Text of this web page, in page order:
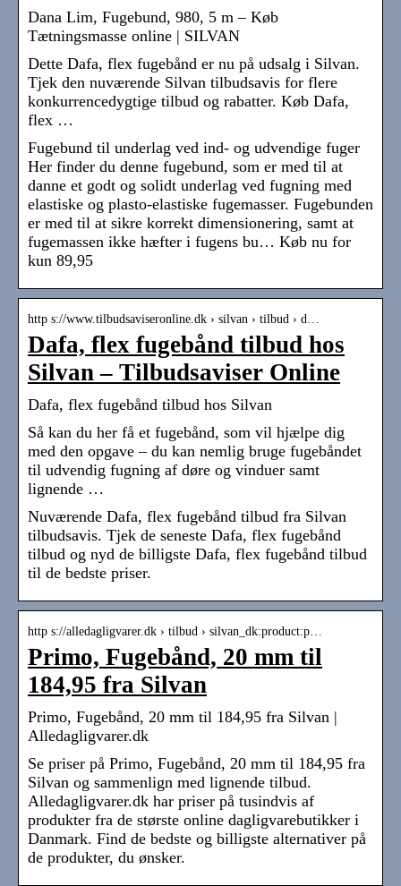
Dana Lim, Fugebund, 980, 5 m – Køb
Tætningsmasse online | SILVAN
Dette Dafa, flex fugebånd er nu på udsalg i Silvan.
Tjek den nuværende Silvan tilbudsavis for flere
konkurrencedygtige tilbud og rabatter. Køb Dafa,
flex …
Fugebund til underlag ved ind- og udvendige fuger
Her finder du denne fugebund, som er med til at
danne et godt og solidt underlag ved fugning med
elastiske og plasto-elastiske fugemasser. Fugebunden
er med til at sikre korrekt dimensionering, samt at
fugemassen ikke hæfter i fugens bu… Køb nu for
kun 89,95
http s://www.tilbudsaviseronline.dk › silvan › tilbud › d…
Dafa, flex fugebånd tilbud hos
Silvan – Tilbudsaviser Online
Dafa, flex fugebånd tilbud hos Silvan
Så kan du her få et fugebånd, som vil hjælpe dig
med den opgave – du kan nemlig bruge fugebåndet
til udvendig fugning af døre og vinduer samt
lignende …
Nuværende Dafa, flex fugebånd tilbud fra Silvan
tilbudsavis. Tjek de seneste Dafa, flex fugebånd
tilbud og nyd de billigste Dafa, flex fugebånd tilbud
til de bedste priser.
http s://alledagligvarer.dk › tilbud › silvan_dk:product:p…
Primo, Fugebånd, 20 mm til
184,95 fra Silvan
Primo, Fugebånd, 20 mm til 184,95 fra Silvan |
Alledagligvarer.dk
Se priser på Primo, Fugebånd, 20 mm til 184,95 fra
Silvan og sammenlign med lignende tilbud.
Alledagligvarer.dk har priser på tusindvis af
produkter fra de største online dagligvarebutikker i
Danmark. Find de bedste og billigste alternativer på
de produkter, du ønsker.